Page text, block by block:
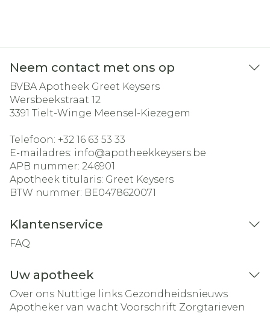
Neem contact met ons op
BVBA Apotheek Greet Keysers
Wersbeekstraat 12
3391 Tielt-Winge Meensel-Kiezegem
Telefoon: +32 16 63 53 33
E-mailadres: info@apotheekkeysers.be
APB nummer: 246901
Apotheek titularis: Greet Keysers
BTW nummer: BE0478620071
Klantenservice
FAQ
Uw apotheek
Over ons Nuttige links Gezondheidsnieuws
Apotheker van wacht Voorschrift Zorgtarieven